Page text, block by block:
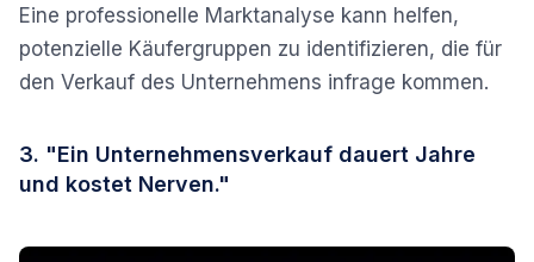
Eine professionelle Marktanalyse kann helfen,
potenzielle Käufergruppen zu identifizieren, die für
den Verkauf des Unternehmens infrage kommen.
3. "Ein Unternehmensverkauf dauert Jahre
und kostet Nerven."